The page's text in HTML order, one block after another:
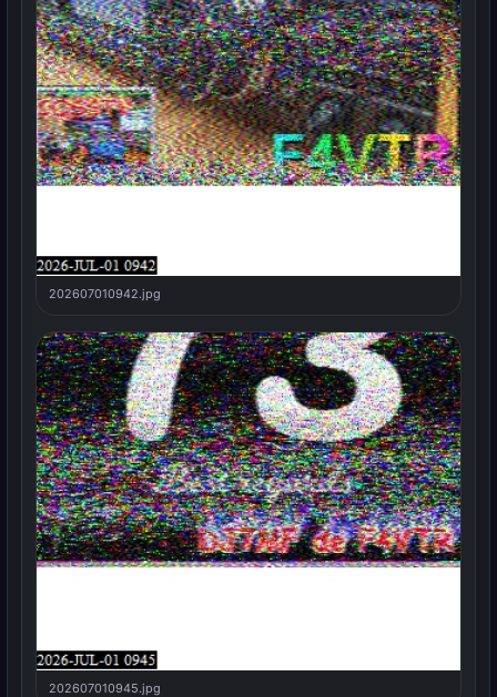
202607010942.jpg
202607010945.jpg